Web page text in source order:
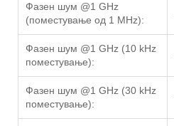
Фазен шум @1 GHz
(поместување од 1 MHz):
Фазен шум @1 GHz (10 kHz
поместување):
Фазен шум @1 GHz (30 kHz
поместување):